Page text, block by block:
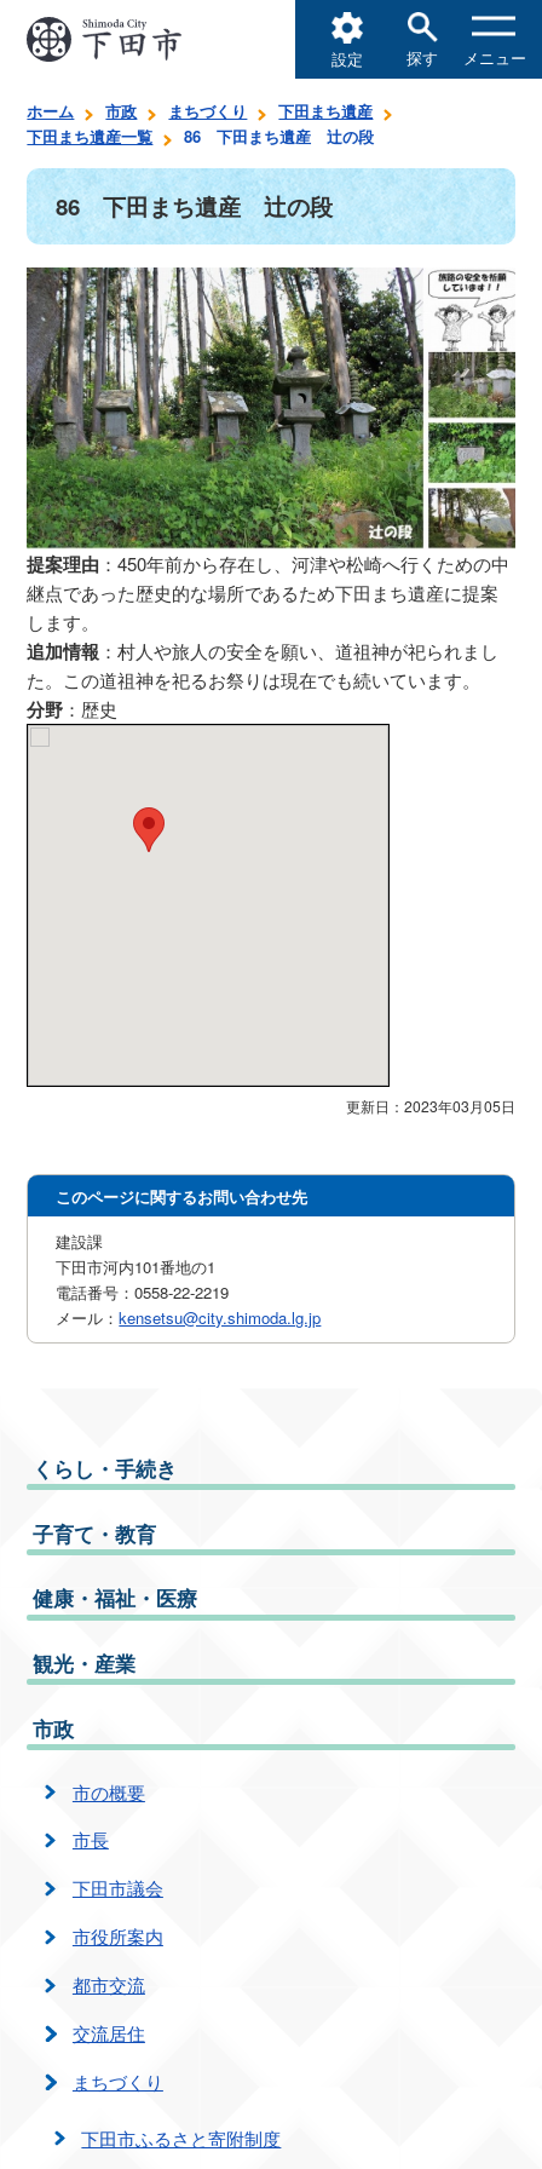
設定 探す メニュー
ホーム 市政 まちづくり
下田まち遺産
下田まち遺産一覧
86 下田まち遺産 辻の段
86 下田まち遺産 辻の段
提案理由 ：450年前から存在し、河津や松崎へ行くための中
継点であった歴史的な場所であるため下田まち遺産に提案
します。
追加情報 ：村人や旅人の安全を願い、道祖神が祀られまし
た。この道祖神を祀るお祭りは現在でも続いています。
分野 ：歴史
更新日：2023年03月05日
このページに関するお問い合わせ先
建設課
下田市河内101番地の1
電話番号：0558-22-2219
メール：kensetsu@city.shimoda.lg.jp
くらし・手続き
子育て・教育
健康・福祉・医療
観光・産業
市政
市の概要
市長
下田市議会
市役所案内
都市交流
交流居住
まちづくり
下田市ふるさと寄附制度